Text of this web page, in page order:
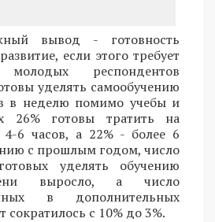
вывод - готовность
если этого требует
респондентов
уделять самообучению
в неделю помимо учебы и
26% готовы тратить на
4-6 часов, а 22% - более 6
с прошлым годом, число
уделять обучению
выросло, а число
в дополнительных
сократилось с 10% до 3%.